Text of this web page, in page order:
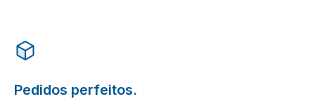
Pedidos perfeitos.